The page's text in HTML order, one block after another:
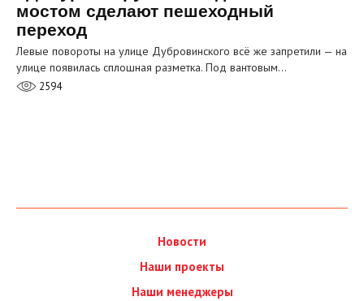
мостом сделают пешеходный
переход
Левые повороты на улице Дубровинского всё же запретили — на
улице появилась сплошная разметка. Под вантовым…
2594
Новости
Наши проекты
Наши менеджеры